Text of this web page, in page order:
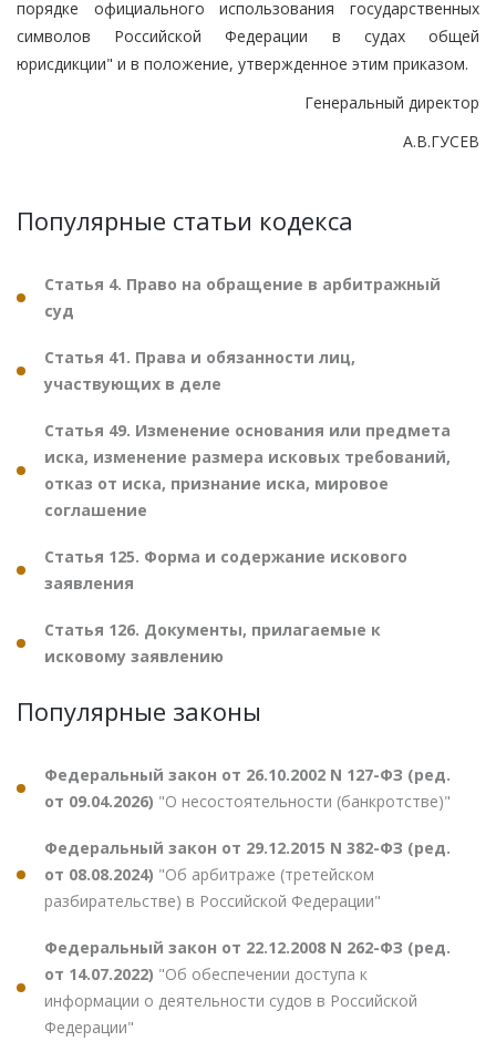
порядке официального использования государственных
символов Российской Федерации в судах общей
юрисдикции" и в положение, утвержденное этим приказом.
Генеральный директор
А.В.ГУСЕВ
Популярные статьи кодекса
Статья 4. Право на обращение в арбитражный
суд
Статья 41. Права и обязанности лиц,
участвующих в деле
Статья 49. Изменение основания или предмета
иска, изменение размера исковых требований,
отказ от иска, признание иска, мировое
соглашение
Статья 125. Форма и содержание искового
заявления
Статья 126. Документы, прилагаемые к
исковому заявлению
Популярные законы
Федеральный закон от 26.10.2002 N 127-ФЗ (ред.
от 09.04.2026) "О несостоятельности (банкротстве)"
Федеральный закон от 29.12.2015 N 382-ФЗ (ред.
от 08.08.2024) "Об арбитраже (третейском
разбирательстве) в Российской Федерации"
Федеральный закон от 22.12.2008 N 262-ФЗ (ред.
от 14.07.2022) "Об обеспечении доступа к
информации о деятельности судов в Российской
Федерации"